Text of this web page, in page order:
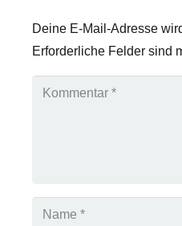
Deine E-Mail-Adresse
Erforderliche Felder sind